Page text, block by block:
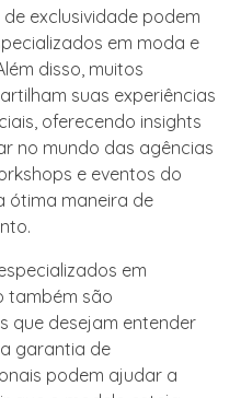
exclusividade podem
em moda e
disso, muitos
suas experiências
oferecendo insights
no mundo das agências
e eventos do
ótima maneira de
em
também são
que desejam entender
garantia de
podem ajudar a